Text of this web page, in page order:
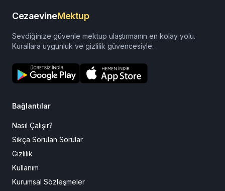
CezaevineMektup
Sevdiğinize güvenle mektup ulaştırmanın en kolay yolu.
Kurallara uygunluk ve gizlilik güvencesiyle.
Bağlantılar
Nasıl Çalışır?
Sıkça Sorulan Sorular
Gizlilik
Kullanım
Kurumsal Sözleşmeler